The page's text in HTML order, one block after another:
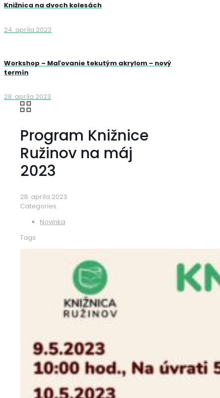
Knižnica na dvoch kolesách
24. apríla 2023
Workshop – Maľovanie tekutým akrylom – nový
termín
28. apríla 2023
Program Knižnice
Ružinov na máj
2023
28. apríla 2023
Categories
Novinka
Tags